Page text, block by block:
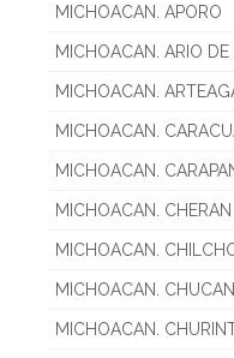
MICHOACAN. APORO
MICHOACAN. ARIO DE
MICHOACAN.
MICHOACAN.
MICHOACAN.
MICHOACAN. CHERAN
MICHOACAN.
MICHOACAN.
MICHOACAN.